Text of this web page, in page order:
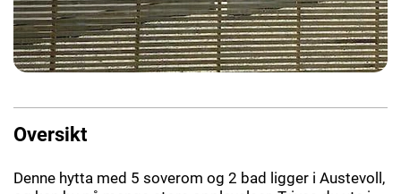
Oversikt
Denne hytta med 5 soverom og 2 bad ligger i Austevoll,